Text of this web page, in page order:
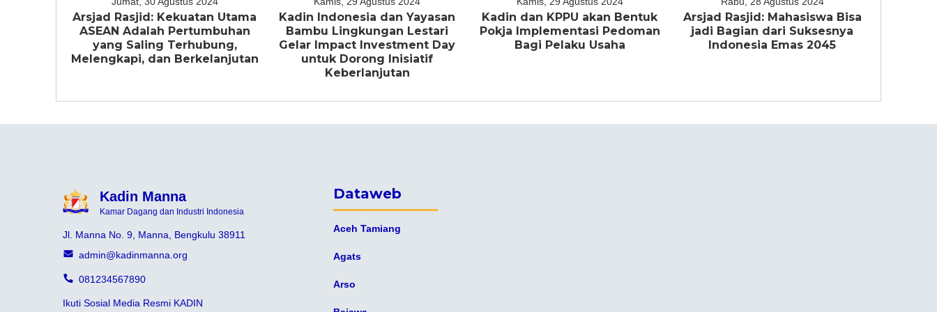
Arsjad Rasjid: Kekuatan Utama
ASEAN Adalah Pertumbuhan
yang Saling Terhubung,
Melengkapi, dan Berkelanjutan
Kadin Indonesia dan Yayasan
Bambu Lingkungan Lestari
Gelar Impact Investment Day
untuk Dorong Inisiatif
Keberlanjutan
Kadin dan KPPU akan Bentuk
Pokja Implementasi Pedoman
Bagi Pelaku Usaha
Arsjad Rasjid: Mahasiswa Bisa
jadi Bagian dari Suksesnya
Indonesia Emas 2045
Kadin Manna
Kamar Dagang dan Industri Indonesia
Jl. Manna No. 9, Manna, Bengkulu 38911
admin@kadinmanna.org
081234567890
Ikuti Sosial Media Resmi KADIN
Dataweb
Aceh Tamiang
Agats
Arso